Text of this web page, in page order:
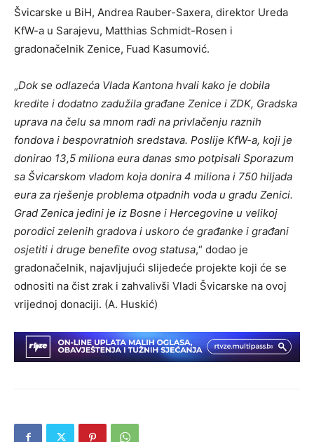
Švicarske u BiH, Andrea Rauber-Saxera, direktor Ureda
KfW-a u Sarajevu, Matthias Schmidt-Rosen i
gradonačelnik Zenice, Fuad Kasumović.
„Dok se odlazeća Vlada Kantona hvali kako je dobila
kredite i dodatno zadužila građane Zenice i ZDK, Gradska
uprava na čelu sa mnom radi na privlačenju raznih
fondova i bespovratnioh sredstava. Poslije KfW-a, koji je
donirao 13,5 miliona eura danas smo potpisali Sporazum
sa Švicarskom vladom koja donira 4 miliona i 750 hiljada
eura za rješenje problema otpadnih voda u gradu Zenici.
Grad Zenica jedini je iz Bosne i Hercegovine u velikoj
porodici zelenih gradova i uskoro će građanke i građani
osjetiti i druge benefite ovog statusa,“ dodao je
gradonačelnik, najavljujući slijedeće projekte koji će se
odnositi na čist zrak i zahvalivši Vladi Švicarske na ovoj
vrijednoj donaciji. (A. Huskić)